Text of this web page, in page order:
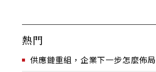
熱門
供應鏈重組，企業下一步怎麼佈局